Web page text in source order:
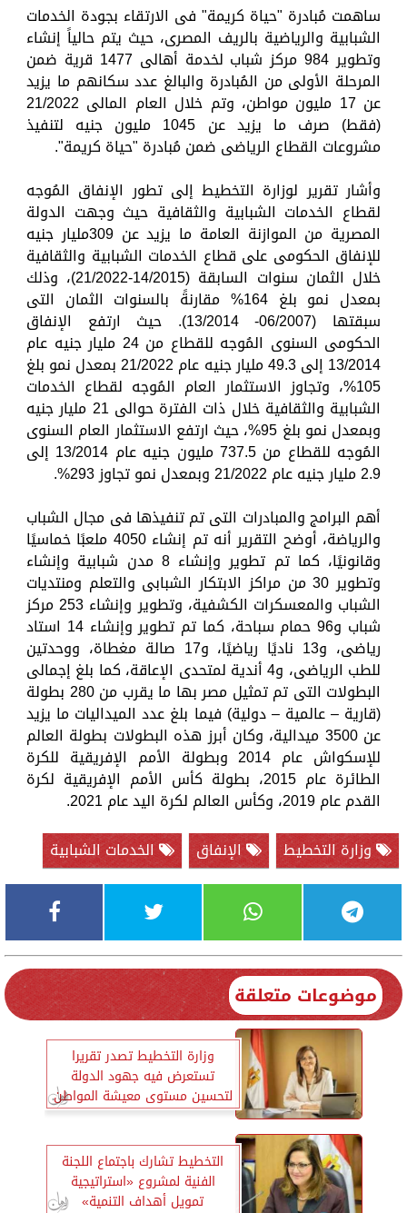
ساهمت مُبادرة "حياة كريمة" فى الارتقاء بجودة الخدمات
الشبابية والرياضية بالريف المصرى، حيث يتم حالياً إنشاء
وتطوير 984 مركز شباب لخدمة أهالى 1477 قرية ضمن
المرحلة الأولى من المُبادرة والبالغ عدد سكانهم ما يزيد
عن 17 مليون مواطن، وتم خلال العام المالى 21/2022
(فقط) صرف ما يزيد عن 1045 مليون جنيه لتنفيذ
مشروعات القطاع الرياضى ضمن مُبادرة "حياة كريمة".
وأشار تقرير لوزارة التخطيط إلى تطور الإنفاق المُوجه
لقطاع الخدمات الشبابية والثقافية حيث وجهت الدولة
المصرية من الموازنة العامة ما يزيد عن 309مليار جنيه
للإنفاق الحكومى على قطاع الخدمات الشبابية والثقافية
خلال الثمان سنوات السابقة (14/2015-21/2022)، وذلك
بمعدل نمو بلغ 164% مقارنةً بالسنوات الثمان التى
سبقتها (06/2007- 13/2014). حيث ارتفع الإنفاق
الحكومى السنوى المُوجه للقطاع من 24 مليار جنيه عام
13/2014 إلى 49.3 مليار جنيه عام 21/2022 بمعدل نمو بلغ
105%، وتجاوز الاستثمار العام المُوجه لقطاع الخدمات
الشبابية والثقافية خلال ذات الفترة حوالى 21 مليار جنيه
وبمعدل نمو بلغ 95%، حيث ارتفع الاستثمار العام السنوى
المُوجه للقطاع من 737.5 مليون جنيه عام 13/2014 إلى
2.9 مليار جنيه عام 21/2022 وبمعدل نمو تجاوز 293%.
أهم البرامج والمبادرات التى تم تنفيذها فى مجال الشباب
والرياضة، أوضح التقرير أنه تم إنشاء 4050 ملعبًا خماسيًا
وقانونيًا، كما تم تطوير وإنشاء 8 مدن شبابية وإنشاء
وتطوير 30 من مراكز الابتكار الشبابى والتعلم ومنتديات
الشباب والمعسكرات الكشفية، وتطوير وإنشاء 253 مركز
شباب و96 حمام سباحة، كما تم تطوير وإنشاء 14 استاد
رياضى، و13 ناديًا رياضيًا، و17 صالة مغطاة، ووحدتين
للطب الرياضى، و4 أندية لمتحدى الإعاقة، كما بلغ إجمالى
البطولات التى تم تمثيل مصر بها ما يقرب من 280 بطولة
(قارية – عالمية – دولية) فيما بلغ عدد الميداليات ما يزيد
عن 3500 ميدالية، وكان أبرز هذه البطولات بطولة العالم
للإسكواش عام 2014 وبطولة الأمم الإفريقية للكرة
الطائرة عام 2015، بطولة كأس الأمم الإفريقية لكرة
القدم عام 2019، وكأس العالم لكرة اليد عام 2021.
وزارة التخطيط
الإنفاق الخدمات الشبابية
موضوعات متعلقة
وزارة التخطيط تصدر تقريرا
تستعرض فيه جهود الدولة
لتحسين مستوى معيشة المواطن
التخطيط تشارك باجتماع اللجنة
الفنية لمشروع «استراتيجية
تمويل أهداف التنمية»